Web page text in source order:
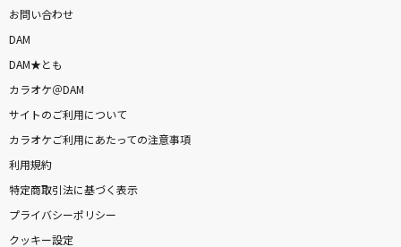
感情革命ロックンロール
[生音]ブルーアンバー
back number
あなたに逢いたくて2004
松田聖子
お問い合わせ
DAM
DAM★とも
カラオケ＠DAM
サイトのご利用について
カラオケご利用にあたっての注意事項
利用規約
特定商取引法に基づく表示
プライバシーポリシー
クッキー設定